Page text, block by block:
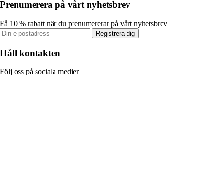
Prenumerera på vårt nyhetsbrev
Få 10 % rabatt när du prenumererar på vårt nyhetsbrev
Registrera dig
Håll kontakten
Följ oss på sociala medier